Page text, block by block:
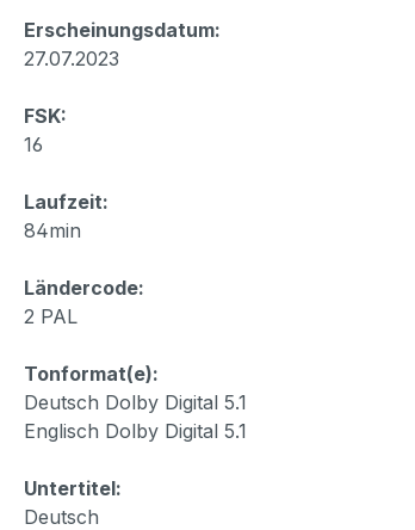
Erscheinungsdatum:
27.07.2023
FSK:
16
Laufzeit:
84min
Ländercode:
2 PAL
Tonformat(e):
Deutsch Dolby Digital 5.1
Englisch Dolby Digital 5.1
Untertitel:
Deutsch